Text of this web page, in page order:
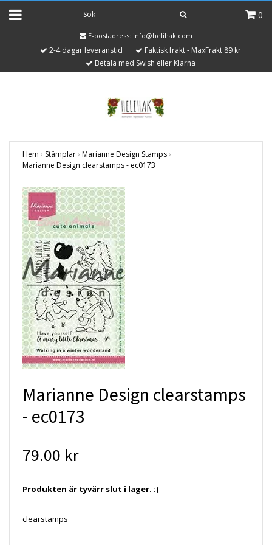
0
E-postadress: info@helihak.com
2-4 dagar leveranstid
Faktisk frakt - MaxFrakt 89 kr
Betala med Swish eller Klarna
Hem › Stämplar› Marianne Design Stamps›
Marianne Design clearstamps - ec0173
Marianne Design clearstamps
- ec0173
79.00 kr
Produkten är tyvärr slut i lager. :(
clearstamps